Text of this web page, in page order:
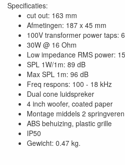
Specificaties:
cut out: 163 mm
Afmetingen: 187 x 45 mm
100V transformer power taps:
30W @ 16 Ohm
Low impedance RMS power:
SPL 1W/1m: 89 dB
Max SPL 1m: 96 dB
Freq respons: 100 - 18 kHz
Dual cone luidspreker
4 inch woofer, coated paper
Montage middels 2 springveren
ABS behuizing, plastic grille
IP50
Gewicht: 0.47 kg.